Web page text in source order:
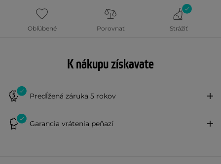
Obľúbené Porovnať Strážiť
K nákupu získavate
Predĺžená záruka 5 rokov
Garancia vrátenia peňazí